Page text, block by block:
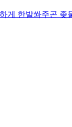
게 한발쏴주곤